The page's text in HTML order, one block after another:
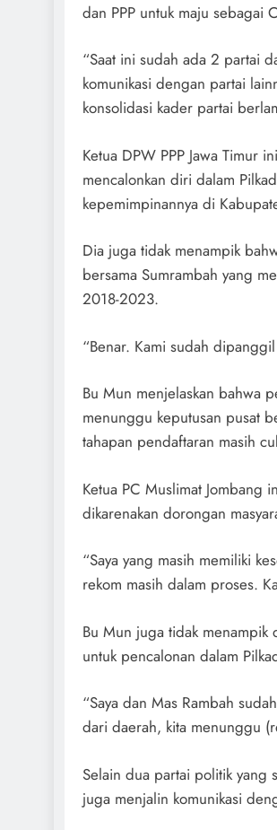
dan PPP untuk maju sebagai
“Saat ini sudah ada 2 partai
komunikasi dengan partai
konsolidasi kader partai
Ketua DPW PPP Jawa Timur
mencalonkan diri dalam
kepemimpinannya di
Dia juga tidak menampik
bersama Sumrambah yang
2018-2023.
“Benar. Kami sudah
Bu Mun menjelaskan bahwa
menunggu keputusan pusat
tahapan pendaftaran masih
Ketua PC Muslimat
dikarenakan dorongan
“Saya yang masih memiliki
rekom masih dalam proses.
Bu Mun juga tidak
untuk pencalonan dalam
“Saya dan Mas Rambah
dari daerah, kita menunggu
Selain dua partai politik yang
juga menjalin komunikasi